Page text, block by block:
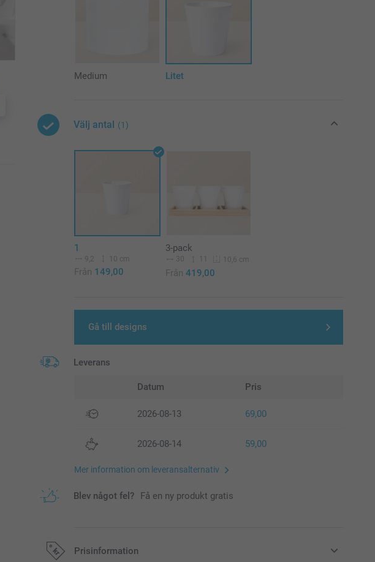
Medium Litet
Välj antal (1)
1
9,2 10 cm
Från 149,00
3-pack
30 10,6 cm
Från 419,00
Gå till designs
Leverans
Datum Pris
2026-08-13 69,00
2026-08-14 59,00
Mer information om leveransalternativ
Blev något fel? Få en ny produkt gratis
Prisinformation